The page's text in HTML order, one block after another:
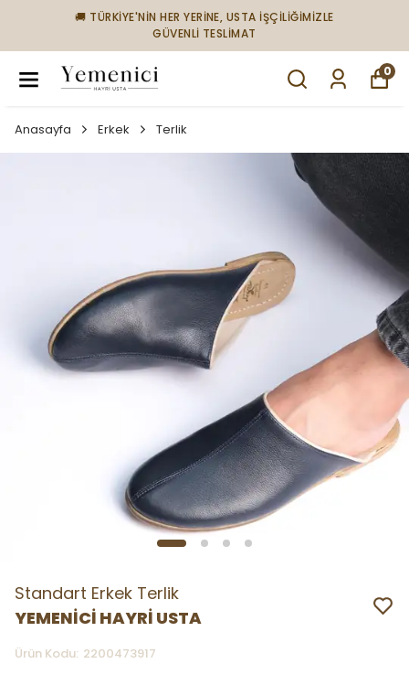
🚚 TÜRKİYE'NİN HER YERİNE, USTA İŞÇİLİĞİMİZLE
GÜVENLİ TESLİMAT
0
Anasayfa Erkek Terlik
Standart Erkek Terlik
YEMENİCİ HAYRİ USTA
Ürün Kodu: 2200473917